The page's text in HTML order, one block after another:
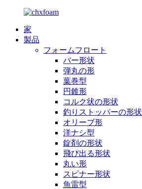
家
製品
フォームフロート
バー形状
弾丸の形
葉巻型
円錐形
コルク状の形状
釣りストッパーの形状
オリーブ形
洋ナシ型
錠剤の形状
飛び出る形状
丸い形
スピナー形状
魚雷型